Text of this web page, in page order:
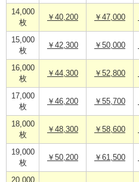
14,000
枚
￥40,200 ￥47,000
15,000
枚
￥42,300 ￥50,000
16,000
枚
￥44,300 ￥52,800
17,000
枚
￥46,200 ￥55,700
18,000
枚
￥48,300 ￥58,600
19,000
枚
￥50,200 ￥61,500